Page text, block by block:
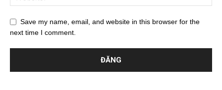
Save my name, email, and website in this browser for the
next time I comment.